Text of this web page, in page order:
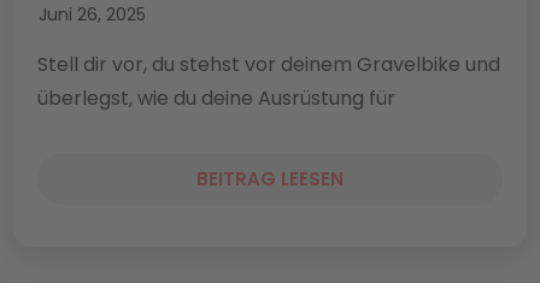
Juni 26, 2025
Stell dir vor, du stehst vor deinem Gravelbike und
überlegst, wie du deine Ausrüstung für
BEITRAG LEESEN